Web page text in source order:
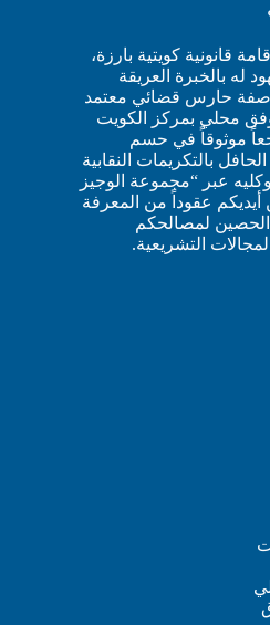
قانونية كويتية بارزة،
له بالخبرة العريقة
صفة حارس قضائي معتمد
محلي بمركز الكويت
موثوقاً في حسم
بالتكريمات النقابية
عبر “مجموعة الوجيز
أيديكم عقوداً من المعرفة
الحصين لمصالحكم
التشريعية.